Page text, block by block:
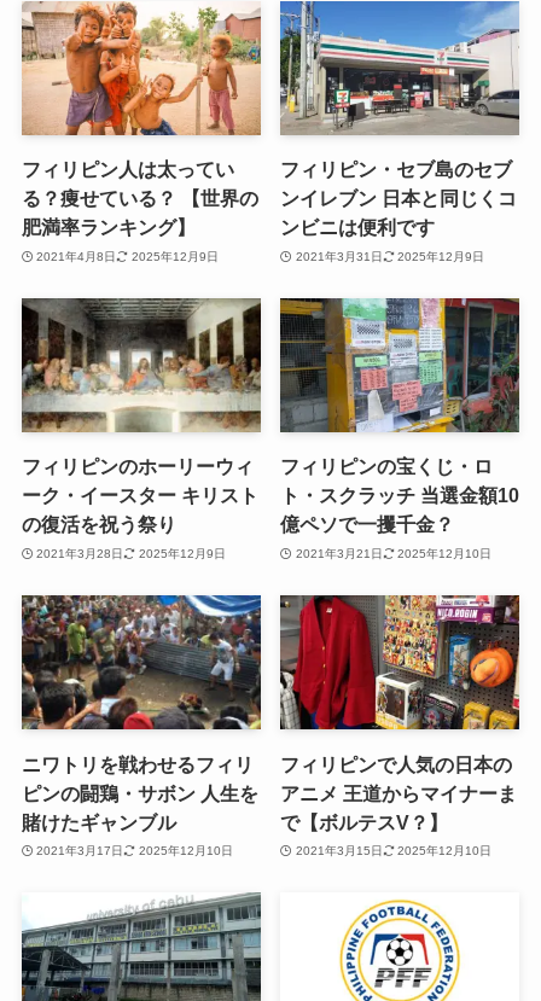
フィリピン人は太ってい
る？痩せている？ 【世界の
肥満率ランキング】
2021年4月8日 2025年12月9日
フィリピン・セブ島のセブ
ンイレブン 日本と同じくコ
ンビニは便利です
2021年3月31日 2025年12月9日
フィリピンのホーリーウィ
ーク・イースター キリスト
の復活を祝う祭り
2021年3月28日 2025年12月9日
フィリピンの宝くじ・ロ
ト・スクラッチ 当選金額10
億ペソで一攫千金？
2021年3月21日 2025年12月10日
ニワトリを戦わせるフィリ
ピンの闘鶏・サボン 人生を
賭けたギャンブル
2021年3月17日 2025年12月10日
フィリピンで人気の日本の
アニメ 王道からマイナーま
で【ボルテスV？】
2021年3月15日 2025年12月10日